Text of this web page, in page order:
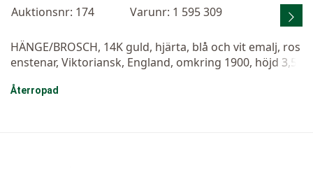
Auktionsnr: 174 Varunr: 1 595 309
HÄNGE/BROSCH, 14K guld, hjärta, blå och vit emalj, ros
enstenar, Viktoriansk, England, omkring 1900, höjd 3,5
Återropad